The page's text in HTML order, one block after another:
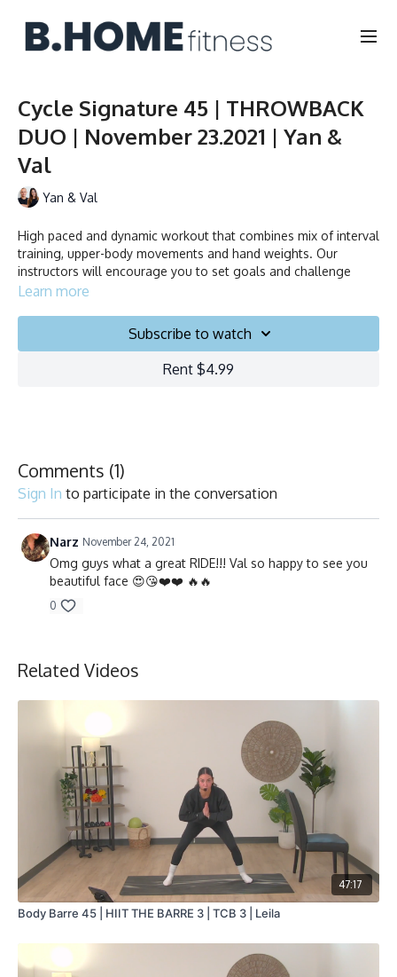
Cycle Signature 45 | THROWBACK
DUO | November 23.2021 | Yan &
Val
Yan & Val
High paced and dynamic workout that combines mix of interval
training, upper-body movements and hand weights. Our
instructors will encourage you to set goals and challenge
yourself. Ride to the beat, dance, smile and test your limits.
intensité, combinant un mélange d'entraînement par
intervalles, d’exercices du haut du corps et de musculation des
bras. Nos instructeurs vous encourageront à fixer des objectifs
Duration/Durée: 45 minutes
English/Français
Stationary bike/Vélo stationnaire
Collection
Learn more
Subscribe to watch
Rent $4.99
Comments (1)
Sign In to participate in the conversation
Narz November 24, 2021
Omg guys what a great RIDE!!! Val so happy to see you
beautiful face 😍😘❤️❤️ 🔥🔥
0
Related Videos
47:17
Body Barre 45 | HIIT THE BARRE 3 | TCB 3 | Leila